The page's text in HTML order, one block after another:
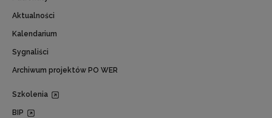
Aktualności
Kalendarium
Sygnaliści
Archiwum projektów PO WER
Szkolenia
BIP